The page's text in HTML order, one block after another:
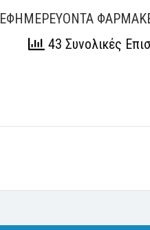
ΕΦΗΜΕΡΕΥΟΝΤΑ
43 Συνολικές